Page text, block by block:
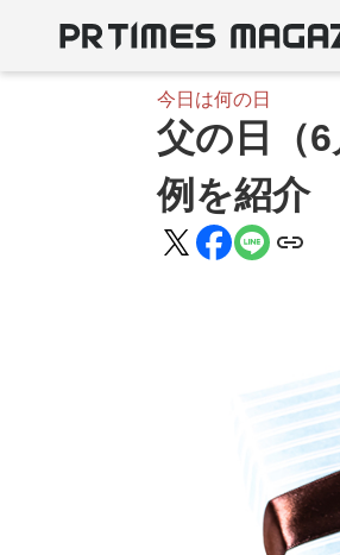
今日は何の日
父の日（
例を紹介